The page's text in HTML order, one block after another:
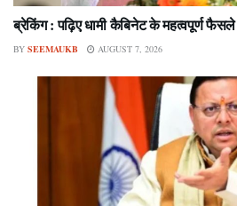
ब्रेकिंग : पढ़िए धामी कैबिनेट के महत्वपूर्ण फैसले
BY SEEMAUKB AUGUST 7, 2026